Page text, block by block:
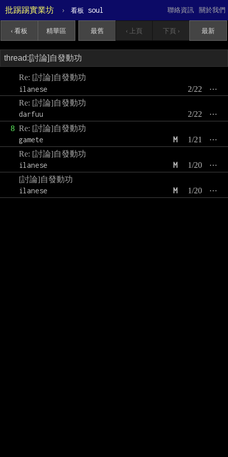
批踢踢實業坊 › 看板 soul 關於我們
聯絡資訊
‹ 看板 精華區 最舊 ‹ 上頁 下頁 › 最新
Re: [討論]自發動功
ilanese
⋯
2/22
Re: [討論]自發動功
darfuu
⋯
2/22
8 Re: [討論]自發動功
gamete
⋯
1/21
M
Re: [討論]自發動功
ilanese
⋯
1/20
M
[討論]自發動功
ilanese
⋯
1/20
M